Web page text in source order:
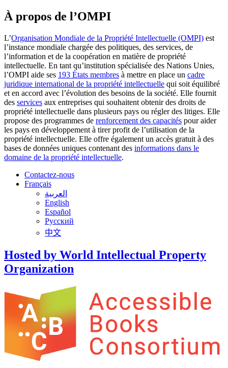
À propos de l’OMPI
L’Organisation Mondiale de la Propriété Intellectuelle (OMPI) est
l’instance mondiale chargée des politiques, des services, de
l’information et de la coopération en matière de propriété
intellectuelle. En tant qu’institution spécialisée des Nations Unies,
l’OMPI aide ses 193 États membres à mettre en place un cadre
juridique international de la propriété intellectuelle qui soit équilibré
et en accord avec l’évolution des besoins de la société. Elle fournit
des services aux entreprises qui souhaitent obtenir des droits de
propriété intellectuelle dans plusieurs pays ou régler des litiges. Elle
propose des programmes de renforcement des capacités pour aider
les pays en développement à tirer profit de l’utilisation de la
propriété intellectuelle. Elle offre également un accès gratuit à des
bases de données uniques contenant des informations dans le
domaine de la propriété intellectuelle.
Contactez-nous
Français
العربية
English
Español
Русский
中文
Hosted by World Intellectual Property
Organization